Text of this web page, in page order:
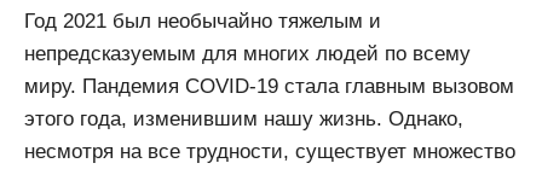
Год 2021 был необычайно тяжелым и
непредсказуемым для многих людей по всему
миру. Пандемия COVID-19 стала главным вызовом
этого года, изменившим нашу жизнь. Однако,
несмотря на все трудности, существует множество